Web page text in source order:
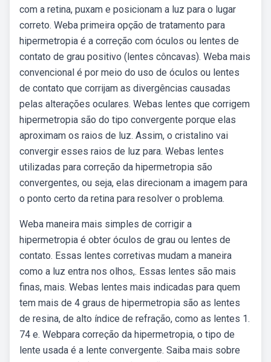
com a retina, puxam e posicionam a luz para o lugar
correto. Weba primeira opção de tratamento para
hipermetropia é a correção com óculos ou lentes de
contato de grau positivo (lentes côncavas). Weba mais
convencional é por meio do uso de óculos ou lentes
de contato que corrijam as divergências causadas
pelas alterações oculares. Webas lentes que corrigem
hipermetropia são do tipo convergente porque elas
aproximam os raios de luz. Assim, o cristalino vai
convergir esses raios de luz para. Webas lentes
utilizadas para correção da hipermetropia são
convergentes, ou seja, elas direcionam a imagem para
o ponto certo da retina para resolver o problema.
Weba maneira mais simples de corrigir a
hipermetropia é obter óculos de grau ou lentes de
contato. Essas lentes corretivas mudam a maneira
como a luz entra nos olhos,. Essas lentes são mais
finas, mais. Webas lentes mais indicadas para quem
tem mais de 4 graus de hipermetropia são as lentes
de resina, de alto índice de refração, como as lentes 1.
74 e. Webpara correção da hipermetropia, o tipo de
lente usada é a lente convergente. Saiba mais sobre